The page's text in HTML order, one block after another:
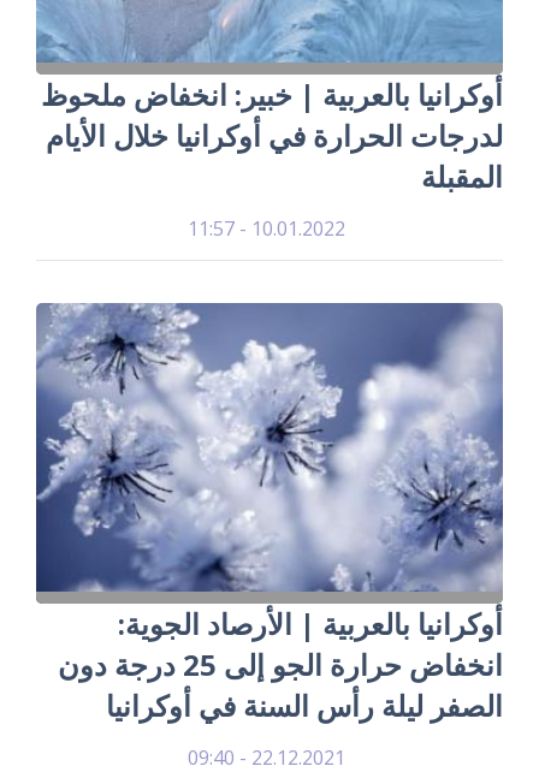
أوكرانيا بالعربية | خبير: انخفاض ملحوظ
لدرجات الحرارة في أوكرانيا خلال الأيام
المقبلة
10.01.2022 - 11:57
أوكرانيا بالعربية | الأرصاد الجوية:
انخفاض حرارة الجو إلى 25 درجة دون
الصفر ليلة رأس السنة في أوكرانيا
22.12.2021 - 09:40